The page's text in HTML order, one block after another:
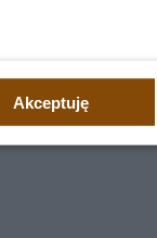
Akceptuję